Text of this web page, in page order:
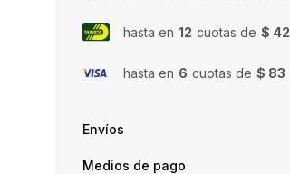
hasta en 12 cuotas de $ 42
hasta en 6 cuotas de $ 83
Envíos
Medios de pago